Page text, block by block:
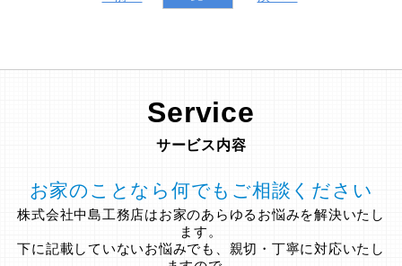
Service
サービス内容
お家のことなら何でもご相談ください
株式会社中島工務店はお家のあらゆるお悩みを解決いたし
ます。
下に記載していないお悩みでも、親切・丁寧に対応いたし